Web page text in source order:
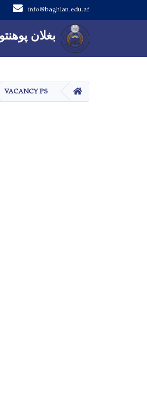
بغلان
info@baghlan.edu.af
Main navigation
بغلان
کور VACANCY PS